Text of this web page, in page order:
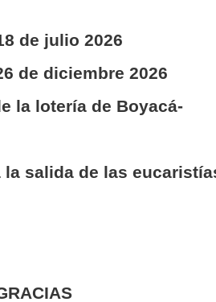
de julio 2026
de diciembre 2026
la lotería de Boyacá-
la salida de las